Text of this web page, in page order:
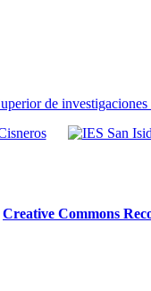
Creative Commons